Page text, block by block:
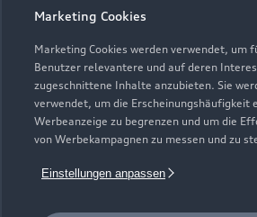
Marketing Cookies
Marketing Cookies werden verwendet, um
Benutzer relevantere und auf deren
zugeschnittene Inhalte anzubieten. Sie
verwendet, um die Erscheinungshäufigkeit
Werbeanzeige zu begrenzen und um die
von Werbekampagnen zu messen und zu
Einstellungen anpassen
Geschäftskunden
Garantie
Audi digital services
myAudi
Audi Code
Häufige Fragen (FAQ)
Audi Online Beratung
Online-Terminvereinbarung
Servicekontakt
Unternehmen
Karriere
Investor Relations
© 2026 AUDI AG. Alle Rechte
Impressum Rechtliches